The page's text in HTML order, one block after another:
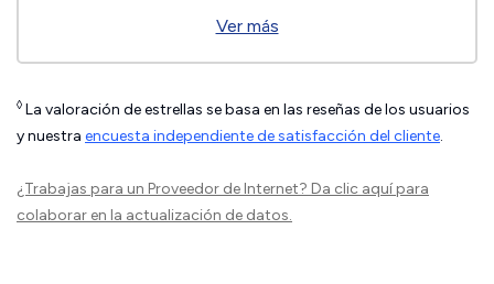
Ver más
◊ La valoración de estrellas se basa en las reseñas de los usuarios
y nuestra encuesta independiente de satisfacción del cliente.
¿Trabajas para un Proveedor de Internet? Da clic aquípara
colaborar en la actualización de datos.